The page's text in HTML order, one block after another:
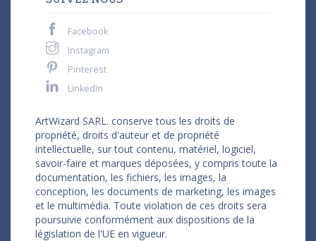
Facebook
Instagram
Pinterest
LinkedIn
ArtWizard SARL. conserve tous les droits de
propriété, droits d'auteur et de propriété
intellectuelle, sur tout contenu, matériel, logiciel,
savoir-faire et marques déposées, y compris toute la
documentation, les fichiers, les images, la
conception, les documents de marketing, les images
et le multimédia. Toute violation de ces droits sera
poursuivie conformément aux dispositions de la
législation de l'UE en vigueur.